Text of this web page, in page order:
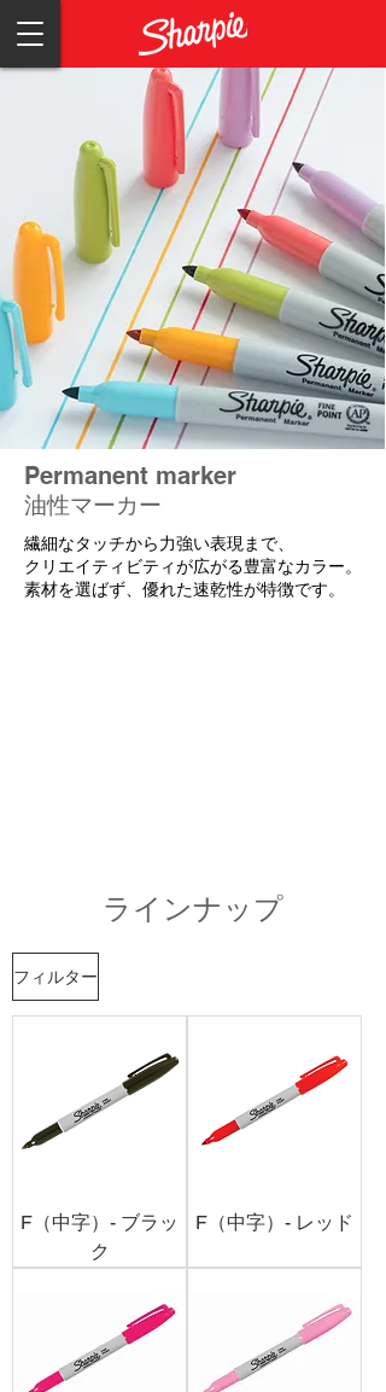
​Permanent marker
油性マーカー​
​繊細なタッチから力強い表現まで、
クリエイティビティが広がる豊富なカラー。
素材を選ばず、優れた速乾性が特徴です。
​ラインナップ
フィルター
F（中字）- ブラッ
ク
F（中字）- レッド